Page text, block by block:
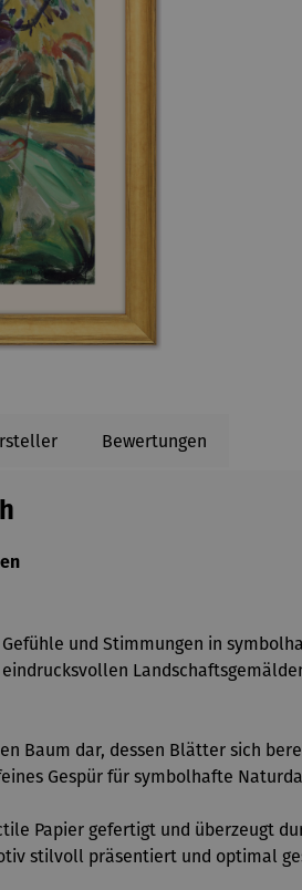
Bewertungen
und Stimmungen in
Baum dar, dessen Blätter sich
Gespür für symbolhafte
Papier gefertigt und überzeugt
stilvoll präsentiert und optimal